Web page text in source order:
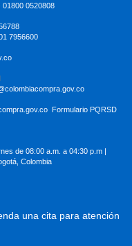
01800 0520808
7956600
Formulario PQRSD
de 08:00 a.m. a 04:30 p.m |
Colombia
una cita para atención